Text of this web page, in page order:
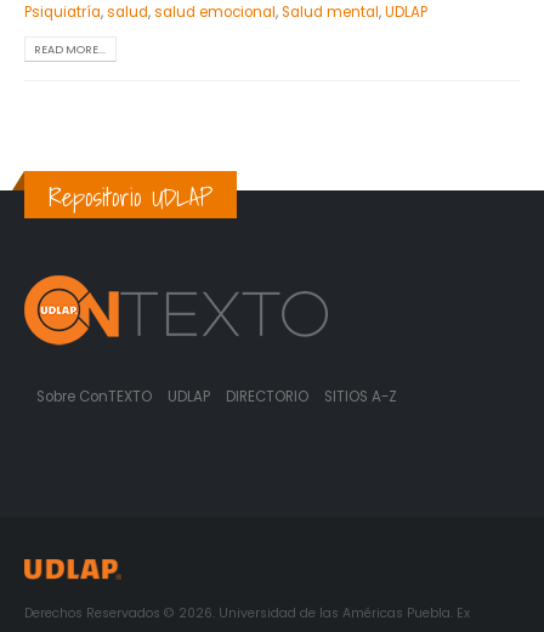
Psiquiatría,salud,salud emocional,Salud mental,UDLAP
READ MORE...
Repositorio UDLAP
Sobre ConTEXTO UDLAP DIRECTORIO SITIOS A-Z
Derechos Reservados © 2026. Universidad de las Américas Puebla. Ex